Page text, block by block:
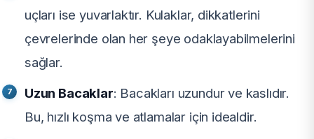
uçları ise yuvarlaktır. Kulaklar, dikkatlerini
çevrelerinde olan her şeye odaklayabilmelerini
sağlar.
Uzun Bacaklar: Bacakları uzundur ve kaslıdır.
Bu, hızlı koşma ve atlamalar için idealdir.